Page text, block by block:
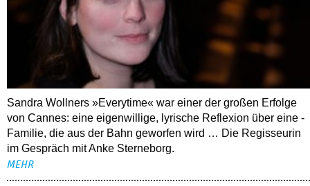
Sandra Wollners »Everytime« war einer der großen Erfolge
von Cannes: eine eigenwillige, lyrische Reflexion über eine ­
Familie, die aus der Bahn geworfen wird … Die Regisseurin
im Gespräch mit Anke Sterneborg.
MEHR